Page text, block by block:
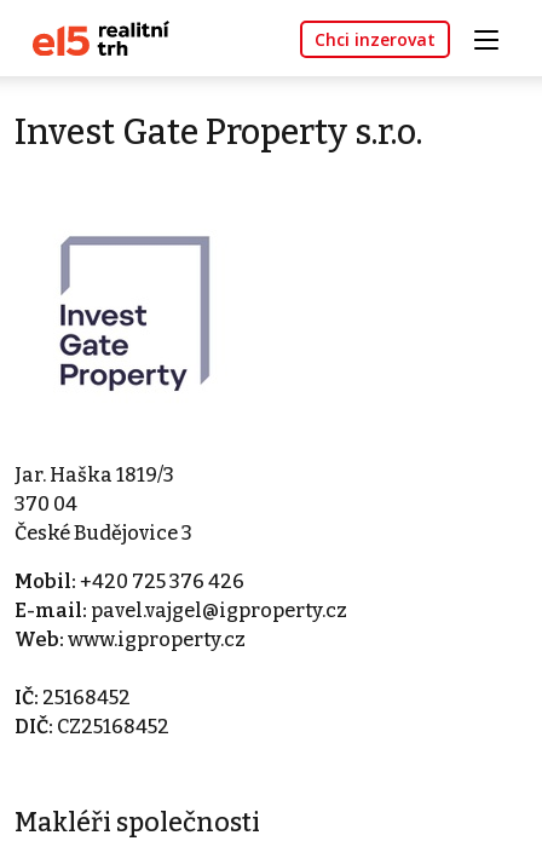
Chci inzerovat
Invest Gate Property s.r.o.
Jar. Haška 1819/3
370 04
České Budějovice 3
Mobil: +420 725 376 426
E-mail: pavel.vajgel@igproperty.cz
Web: www.igproperty.cz
IČ: 25168452
DIČ: CZ25168452
Makléři společnosti